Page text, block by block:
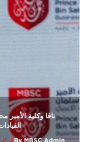
ناڤا وكلية الأمير
ByMBSC Admin فبراير 10, 2026